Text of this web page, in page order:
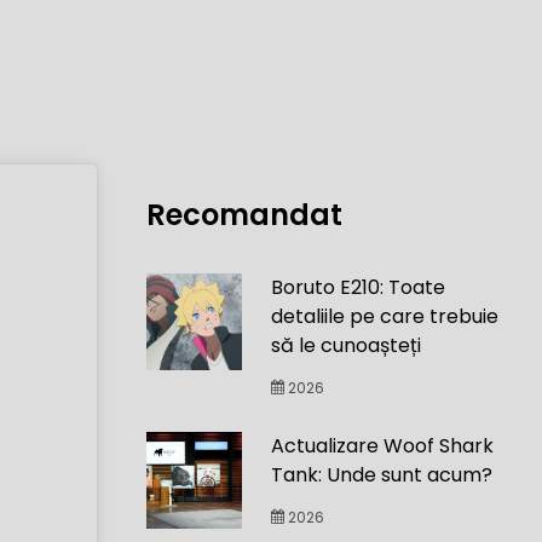
Recomandat
Boruto E210: Toate
detaliile pe care trebuie
să le cunoașteți
2026
Actualizare Woof Shark
Tank: Unde sunt acum?
2026